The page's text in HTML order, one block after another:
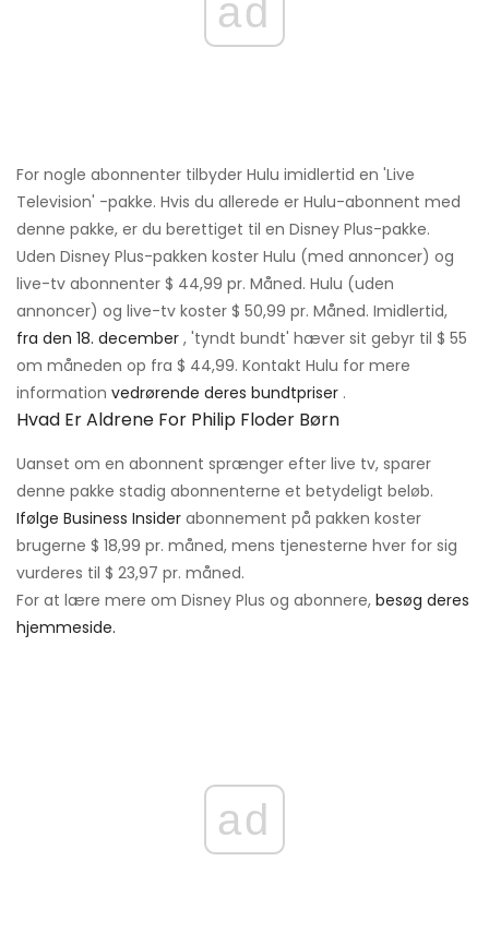
ad
For nogle abonnenter tilbyder Hulu imidlertid en 'Live
Television' -pakke. Hvis du allerede er Hulu-abonnent med
denne pakke, er du berettiget til en Disney Plus-pakke.
Uden Disney Plus-pakken koster Hulu (med annoncer) og
live-tv abonnenter $ 44,99 pr. Måned. Hulu (uden
annoncer) og live-tv koster $ 50,99 pr. Måned. Imidlertid,
fra den 18. december , 'tyndt bundt' hæver sit gebyr til $ 55
om måneden op fra $ 44,99. Kontakt Hulu for mere
information vedrørende deres bundtpriser .
Hvad Er Aldrene For Philip Floder Børn
Uanset om en abonnent sprænger efter live tv, sparer
denne pakke stadig abonnenterne et betydeligt beløb.
Ifølge Business Insider abonnement på pakken koster
brugerne $ 18,99 pr. måned, mens tjenesterne hver for sig
vurderes til $ 23,97 pr. måned.
For at lære mere om Disney Plus og abonnere, besøg deres
hjemmeside.
ad